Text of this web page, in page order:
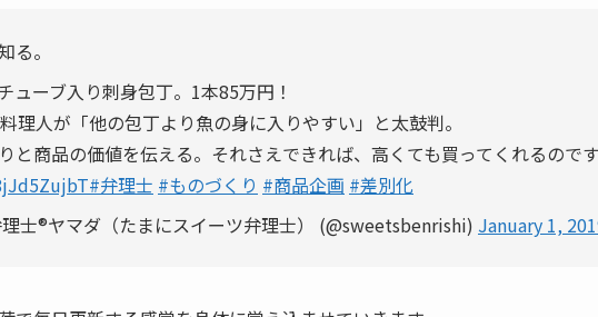
る。
ューブ入り刺身包丁。1本85万円！
理人が「他の包丁より魚の身に入りやすい」と太鼓判。
と商品の価値を伝える。それさえできれば、高くても買ってくれるのです
#弁理士 #ものづくり #商品企画 #差別化
士®ヤマダ（たまにスイーツ弁理士） (@sweetsbenrishi) January 1,